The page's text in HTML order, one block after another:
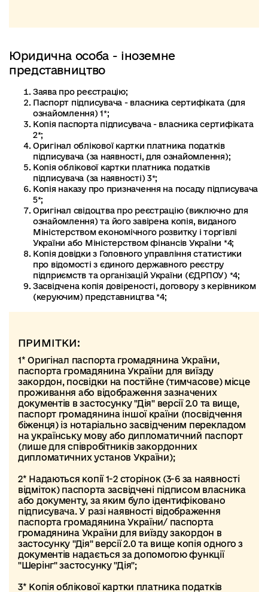
Юридична особа - іноземне
представництво
Заява про реєстрацію;
Паспорт підписувача - власника сертифіката (для
ознайомлення) 1*;
Копія паспорта підписувача - власника сертифіката
2*;
Оригінал облікової картки платника податків
підписувача (за наявності, для ознайомлення);
Копія облікової картки платника податків
підписувача (за наявності) 3*;
Копія наказу про призначення на посаду підписувача
5*;
Оригінал свідоцтва про реєстрацію (виключно для
ознайомлення) та його завірена копія, виданого
Міністерством економічного розвитку і торгівлі
України або Міністерством фінансів України *4;
Копія довідки з Головного управління статистики
про відомості з єдиного державного реєстру
підприємств та організацій України (ЄДРПОУ) *4;
Засвідчена копія довіреності, договору з керівником
(керуючим) представництва *4;
ПРИМІТКИ:
1* Оригінал паспорта громадянина України,
паспорта громадянина України для виїзду
закордон, посвідки на постійне (тимчасове) місце
проживання або відображення зазначених
документів в застосунку "Дія" версії 2.0 та вище,
паспорт громадянина іншої країни (посвідчення
біженця) із нотаріально засвідченим перекладом
на українську мову або дипломатичний паспорт
(лише для співробітників закордонних
дипломатичних установ України);
2* Надаються копії 1-2 сторінок (3-6 за наявності
відміток) паспорта засвідчені підписом власника
або документу, за яким було ідентифіковано
підписувача. У разі наявності відображення
паспорта громадянина України/ паспорта
громадянина України для виїзду закордон в
застосунку "Дія" версії 2.0 та вище копія одного з
документів надається за допомогою функції
"Шерінг" застосунку "Дія";
3* Копія облікової картки платника податків